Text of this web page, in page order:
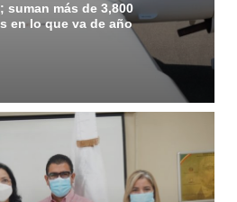
suman más de 3,800
en lo que va de año